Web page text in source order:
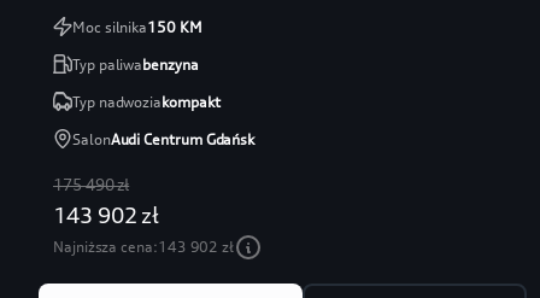
Moc silnika150KM
Typ paliwabenzyna
Typ nadwoziakompakt
SalonAudi Centrum Gdańsk
175 490 zł
143 902 zł
Najniższa cena:143 902 zł